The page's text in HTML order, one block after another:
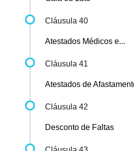
Cláusula 40
Atestados Médicos e...
Cláusula 41
Atestados de
Cláusula 42
Desconto de Faltas